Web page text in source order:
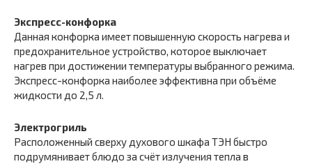
Экспресс-конфорка
Данная конфорка имеет повышенную скорость нагрева и
предохранительное устройство, которое выключает
нагрев при достижении температуры выбранного режима.
Экспресс-конфорка наиболее эффективна при объёме
жидкости до 2,5 л.
Электрогриль
Расположенный сверху духового шкафа ТЭН быстро
подрумянивает блюдо за счёт излучения тепла в